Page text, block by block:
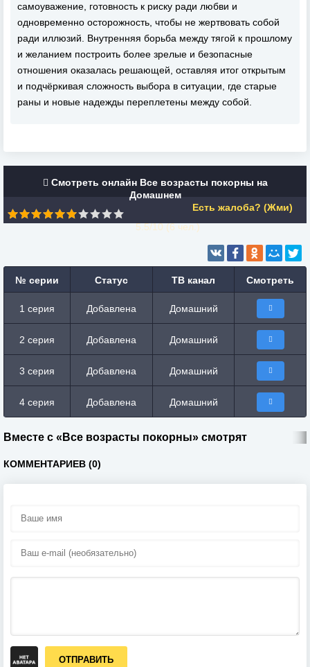
самоуважение, готовность к риску ради любви и
одновременно осторожность, чтобы не жертвовать собой
ради иллюзий. Внутренняя борьба между тягой к прошлому
и желанием построить более зрелые и безопасные
отношения оказалась решающей, оставляя итог открытым
и подчёркивая сложность выбора в ситуации, где старые
раны и новые надежды переплетены между собой.
Смотреть онлайн Все возрасты покорны на
Домашнем
Есть жалоба? (Жми)
5.5/10 (6чел.)
№ серии Статус ТВ канал Смотреть
1 серия Добавлена Домашний
2 серия Добавлена Домашний
3 серия Добавлена Домашний
4 серия Добавлена Домашний
Вместе с «Все возрасты покорны» смотрят
КОММЕНТАРИЕВ (0)
ОТПРАВИТЬ